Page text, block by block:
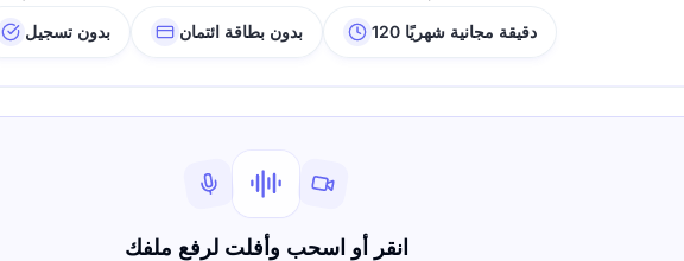
بدون تسجيل بدون بطاقة ائتمان 120 دقيقة مجانية شهريًا
انقر أو اسحب وأفلت لرفع ملفك